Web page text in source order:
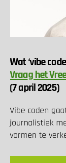
Wat ‘vibe
Vraag het
(7 april 2025)
Vibe coden
journalistiek
vormen te